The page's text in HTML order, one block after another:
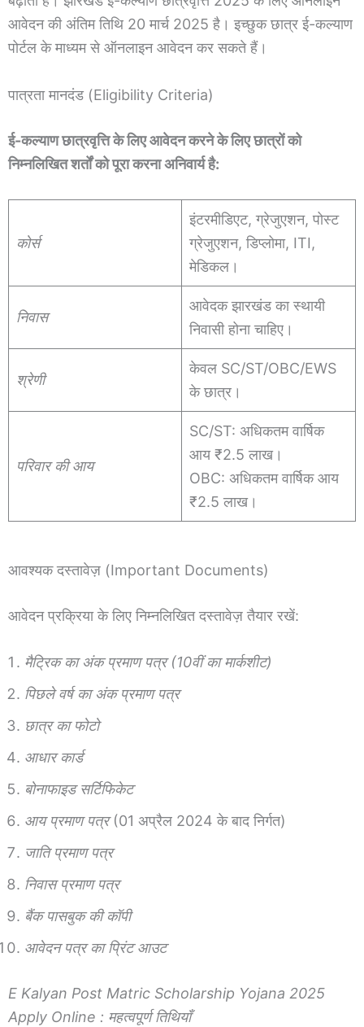
आवेदन की अंतिम तिथि 20 मार्च 2025 है। इच्छुक छात्र ई-कल्याण
पोर्टल के माध्यम से ऑनलाइन आवेदन कर सकते हैं।
पात्रता मानदंड (Eligibility Criteria)
ई-कल्याण छात्रवृत्ति के लिए आवेदन करने के लिए छात्रों को
निम्नलिखित शर्तों को पूरा करना अनिवार्य है:
कोर्स
इंटरमीडिएट, ग्रेजुएशन, पोस्ट
ग्रेजुएशन, डिप्लोमा, ITI,
मेडिकल।
निवास
आवेदक झारखंड का स्थायी
निवासी होना चाहिए।
श्रेणी
केवल SC/ST/OBC/EWS
के छात्र।
परिवार की आय
SC/ST: अधिकतम वार्षिक
आय ₹2.5 लाख।
OBC: अधिकतम वार्षिक आय
₹2.5 लाख।
आवश्यक दस्तावेज़ (Important Documents)
आवेदन प्रक्रिया के लिए निम्नलिखित दस्तावेज़ तैयार रखें:
मैट्रिक का अंक प्रमाण पत्र (10वीं का मार्कशीट)
पिछले वर्ष का अंक प्रमाण पत्र
छात्र का फोटो
आधार कार्ड
बोनाफाइड सर्टिफिकेट
आय प्रमाण पत्र(01 अप्रैल 2024 के बाद निर्गत)
जाति प्रमाण पत्र
निवास प्रमाण पत्र
बैंक पासबुक की कॉपी
आवेदन पत्र का प्रिंट आउट
E Kalyan Post Matric Scholarship Yojana 2025
Apply Online : महत्वपूर्ण तिथियाँ